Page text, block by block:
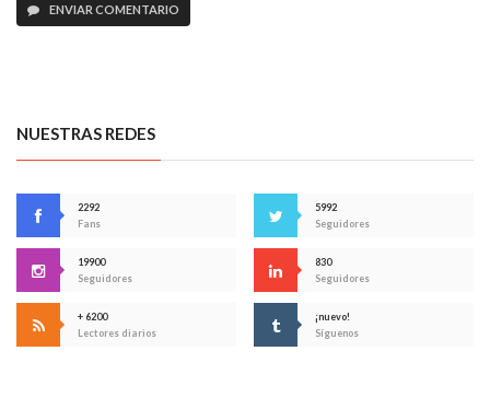
ENVIAR COMENTARIO
NUESTRAS REDES
2292
Fans
5992
Seguidores
19900
Seguidores
830
Seguidores
+ 6200
Lectores diarios
¡nuevo!
Síguenos